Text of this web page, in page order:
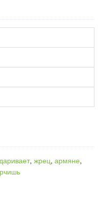
, жрец, армяне,